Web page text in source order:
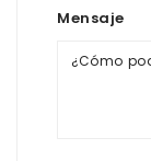
Mensaje